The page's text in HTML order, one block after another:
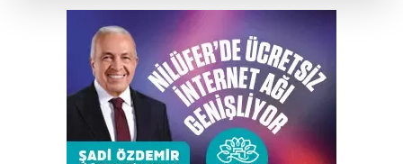
Büyükşehir’den İnegöl’e ulaşım hamlesi
Karacabey Belediyespor’dan 5 imza birden
TEKNOSAB KOBİ OSB tanıtıldı